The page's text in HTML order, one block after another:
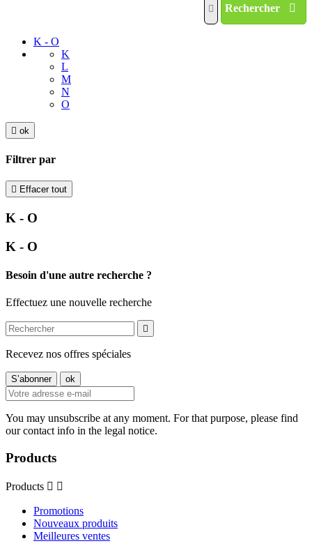
Rechercher
K - O
K
L
M
N
O
 ok
Filtrer par
 Effacer tout
K - O
K - O
Besoin d'une autre recherche ?
Effectuez une nouvelle recherche

Recevez nos offres spéciales
You may unsubscribe at any moment. For that purpose, please find
our contact info in the legal notice.
Products
Products  
Promotions
Nouveaux produits
Meilleures ventes